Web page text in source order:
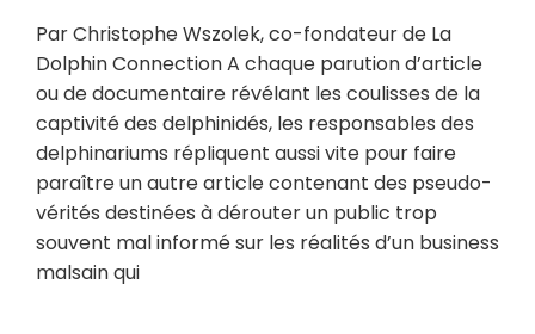
Par Christophe Wszolek, co-fondateur de La
Dolphin Connection A chaque parution d’article
ou de documentaire révélant les coulisses de la
captivité des delphinidés, les responsables des
delphinariums répliquent aussi vite pour faire
paraître un autre article contenant des pseudo-
vérités destinées à dérouter un public trop
souvent mal informé sur les réalités d’un business
malsain qui